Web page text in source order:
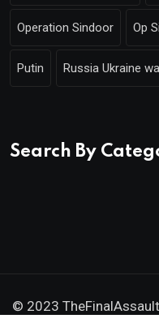
Operation Sindoor Op
Putin Russia Ukraine
Search By
© 2023